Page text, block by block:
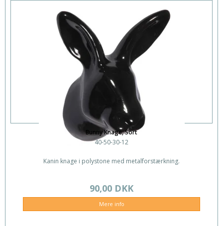
Bunny Knage, Sort
40-50-30-12
Kanin knage i polystone med metalforstærkning.
90,00 DKK
Mere info